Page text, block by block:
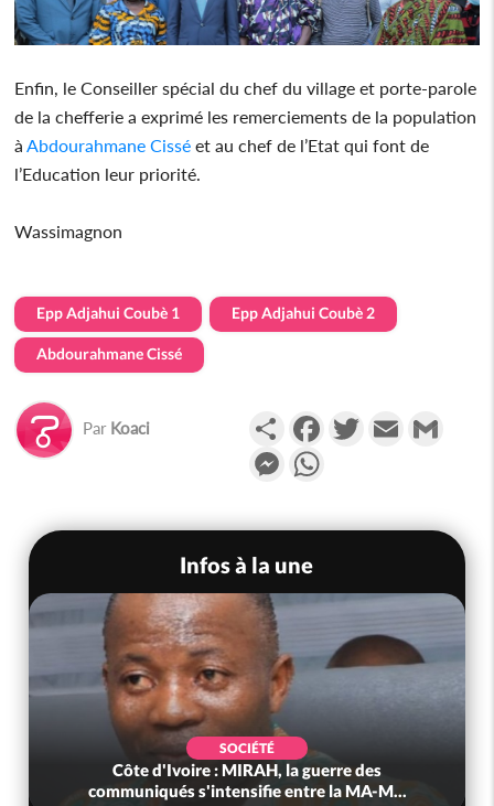
Enfin, le Conseiller spécial du chef du village et porte-parole
de la chefferie a exprimé les remerciements de la population
à Abdourahmane Cissé et au chef de l’Etat qui font de
l’Education leur priorité.
Wassimagnon
Epp Adjahui Coubè 1 Epp Adjahui Coubè 2
Abdourahmane Cissé
Par Koaci PartagerFacebookTwitterEmail
Messenger
Infos à la une
SOCIÉTÉ
Côte d'Ivoire : MIRAH, la guerre des
communiqués s'intensifie entre la MA-M...